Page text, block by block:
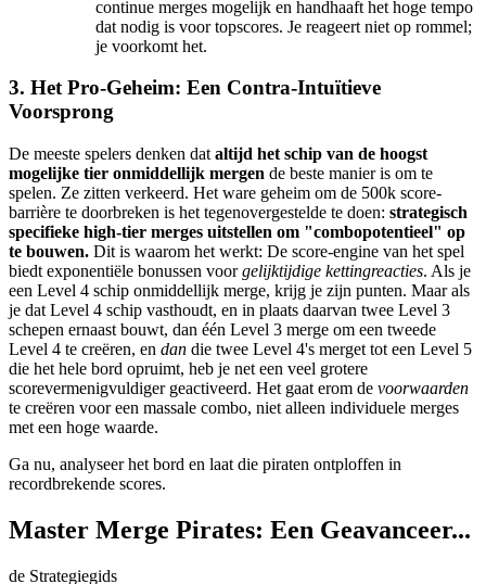
continue merges mogelijk en handhaaft het hoge tempo
dat nodig is voor topscores. Je reageert niet op rommel;
je voorkomt het.
3. Het Pro-Geheim: Een Contra-Intuïtieve
Voorsprong
De meeste spelers denken dat altijd het schip van de hoogst
mogelijke tier onmiddellijk mergen de beste manier is om te
spelen. Ze zitten verkeerd. Het ware geheim om de 500k score-
barrière te doorbreken is het tegenovergestelde te doen: strategisch
specifieke high-tier merges uitstellen om "combopotentieel" op
te bouwen. Dit is waarom het werkt: De score-engine van het spel
biedt exponentiële bonussen voorgelijktijdige kettingreacties. Als je
een Level 4 schip onmiddellijk merge, krijg je zijn punten. Maar als
je dat Level 4 schip vasthoudt, en in plaats daarvan twee Level 3
schepen ernaast bouwt, dan één Level 3 merge om een tweede
Level 4 te creëren, en dan die twee Level 4's merget tot een Level 5
die het hele bord opruimt, heb je net een veel grotere
scorevermenigvuldiger geactiveerd. Het gaat erom de voorwaarden
te creëren voor een massale combo, niet alleen individuele merges
met een hoge waarde.
Ga nu, analyseer het bord en laat die piraten ontploffen in
recordbrekende scores.
Master Merge Pirates: Een Geavanceer...
de Strategiegids